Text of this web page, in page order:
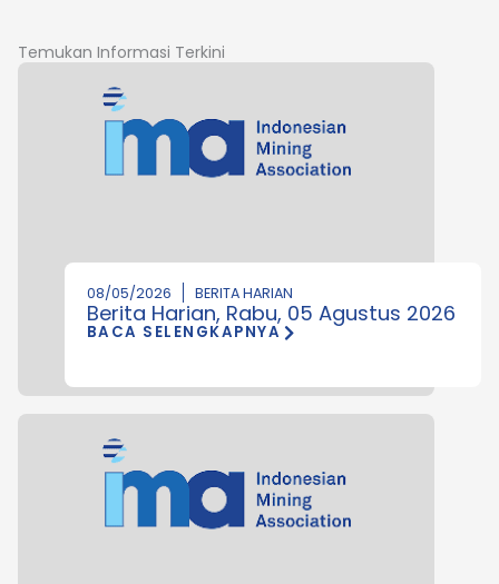
Temukan Informasi Terkini
08/05/2026 BERITA HARIAN
Berita Harian, Rabu, 05 Agustus 2026
BACA SELENGKAPNYA